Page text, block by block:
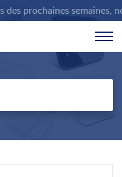
prochaines semaines,